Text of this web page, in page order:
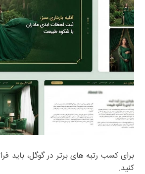
برای کسب رتبه های برتر در گوگل، باید
کنید.